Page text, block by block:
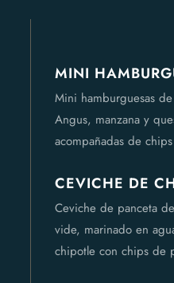
MINI
Mini hamburguesas
Angus, manzana y
acompañadas de
CEVICHE DE
Ceviche de panceta
vide, marinado en
chipotle con chips de